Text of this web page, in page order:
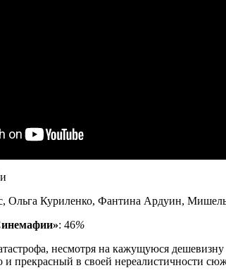
Ольга Куриленко, Фантина Ардуин,
: 46%
несмотря на кажущуюся
прекрасный в своей нереалистичности